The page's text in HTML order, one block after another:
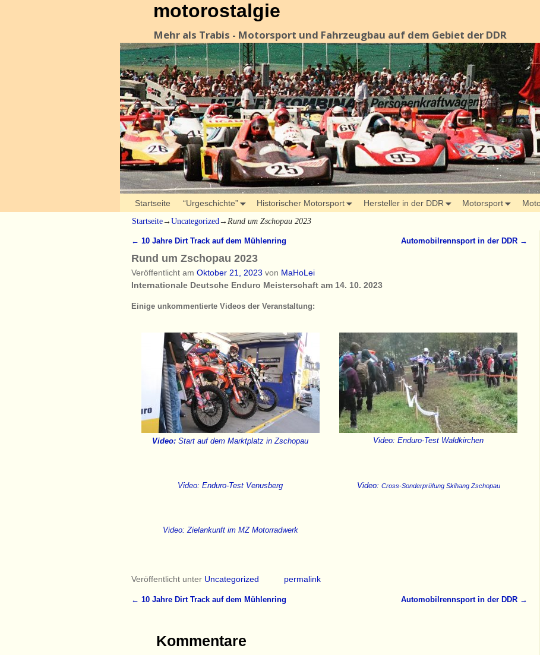
motorostalgie
Mehr als Trabis - Motorsport und Fahrzeugbau auf dem Gebiet der DDR
Startseite “Urgeschichte” Historischer Motorsport Hersteller in der DDR Motorsport
Startseite→ Uncategorized→ Rund um Zschopau 2023
Artikelnavigation
← 10 Jahre Dirt Track auf dem Mühlenring Automobilrennsport in der DDR →
Rund um Zschopau 2023
Veröffentlicht am Oktober 21, 2023 von MaHoLei
Internationale Deutsche Enduro Meisterschaft am 14. 10. 2023
Einige unkommentierte Videos der Veranstaltung:
Video: Start auf dem Marktplatz in Zschopau Video: Enduro-Test Waldkirchen
Video: Enduro-Test Venusberg Video: Cross-Sonderprüfung Skihang Zschopau
Video: Zielankunft im MZ Motorradwerk
Veröffentlicht unter Uncategorized permalink
← 10 Jahre Dirt Track auf dem Mühlenring Automobilrennsport in der DDR →
Kommentare